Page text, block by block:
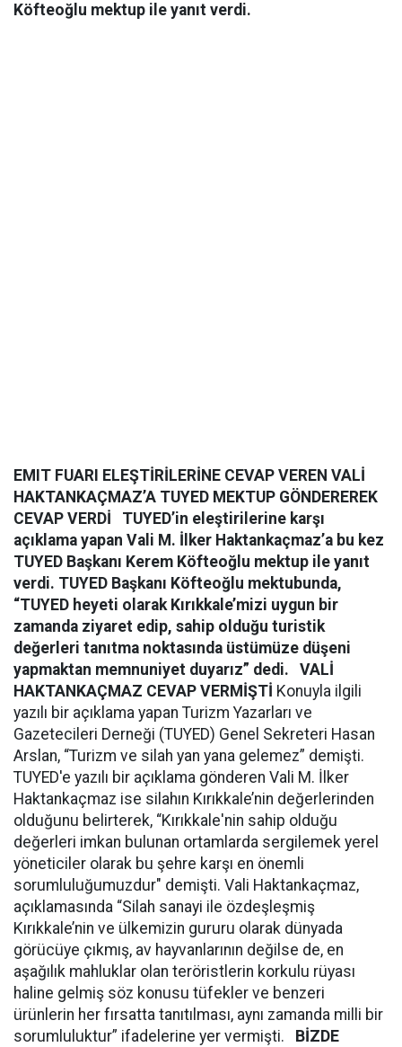
Köfteoğlu mektup ile yanıt verdi.
EMIT FUARI ELEŞTİRİLERİNE CEVAP VEREN VALİ
HAKTANKAÇMAZ’A TUYED MEKTUP GÖNDEREREK
CEVAP VERDİ
TUYED’in eleştirilerine karşı
açıklama yapan Vali M. İlker Haktankaçmaz’a bu kez
TUYED Başkanı Kerem Köfteoğlu mektup ile yanıt
verdi. TUYED Başkanı Köfteoğlu mektubunda,
“TUYED heyeti olarak Kırıkkale’mizi uygun bir
zamanda ziyaret edip, sahip olduğu turistik
değerleri tanıtma noktasında üstümüze düşeni
yapmaktan memnuniyet duyarız” dedi.
VALİ
HAKTANKAÇMAZ CEVAP VERMİŞTİ Konuyla ilgili
yazılı bir açıklama yapan Turizm Yazarları ve
Gazetecileri Derneği (TUYED) Genel Sekreteri Hasan
Arslan, “Turizm ve silah yan yana gelemez” demişti.
TUYED'e yazılı bir açıklama gönderen Vali M. İlker
Haktankaçmaz ise silahın Kırıkkale’nin değerlerinden
olduğunu belirterek, “Kırıkkale'nin sahip olduğu
değerleri imkan bulunan ortamlarda sergilemek yerel
yöneticiler olarak bu şehre karşı en önemli
sorumluluğumuzdur" demişti. Vali Haktankaçmaz,
açıklamasında “Silah sanayi ile özdeşleşmiş
Kırıkkale’nin ve ülkemizin gururu olarak dünyada
görücüye çıkmış, av hayvanlarının değilse de, en
aşağılık mahluklar olan teröristlerin korkulu rüyası
haline gelmiş söz konusu tüfekler ve benzeri
ürünlerin her fırsatta tanıtılması, aynı zamanda milli bir
sorumluluktur” ifadelerine yer vermişti.
BİZDE